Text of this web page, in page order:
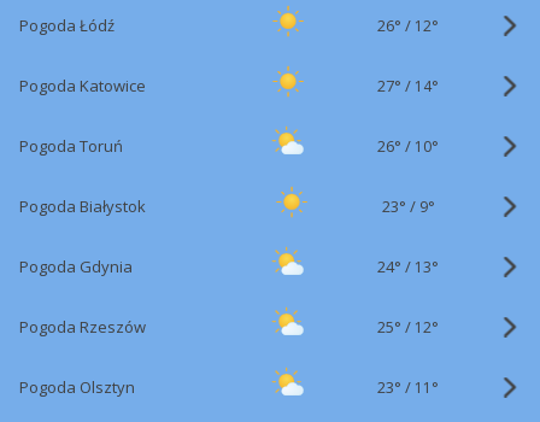
Pogoda Łódź 26° / 12°
Pogoda Katowice 27° / 14°
Pogoda Toruń 26° / 10°
Pogoda Białystok 23° / 9°
Pogoda Gdynia 24° / 13°
Pogoda Rzeszów 25° / 12°
Pogoda Olsztyn 23° / 11°